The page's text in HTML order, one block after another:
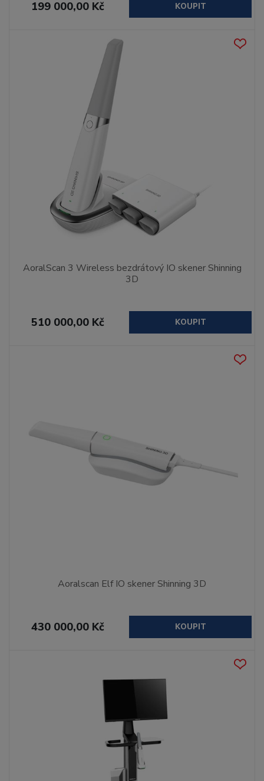
199 000,00 Kč KOUPIT
AoralScan 3 Wireless bezdrátový IO skener Shinning
3D
510 000,00 Kč KOUPIT
Aoralscan Elf IO skener Shinning 3D
430 000,00 Kč KOUPIT